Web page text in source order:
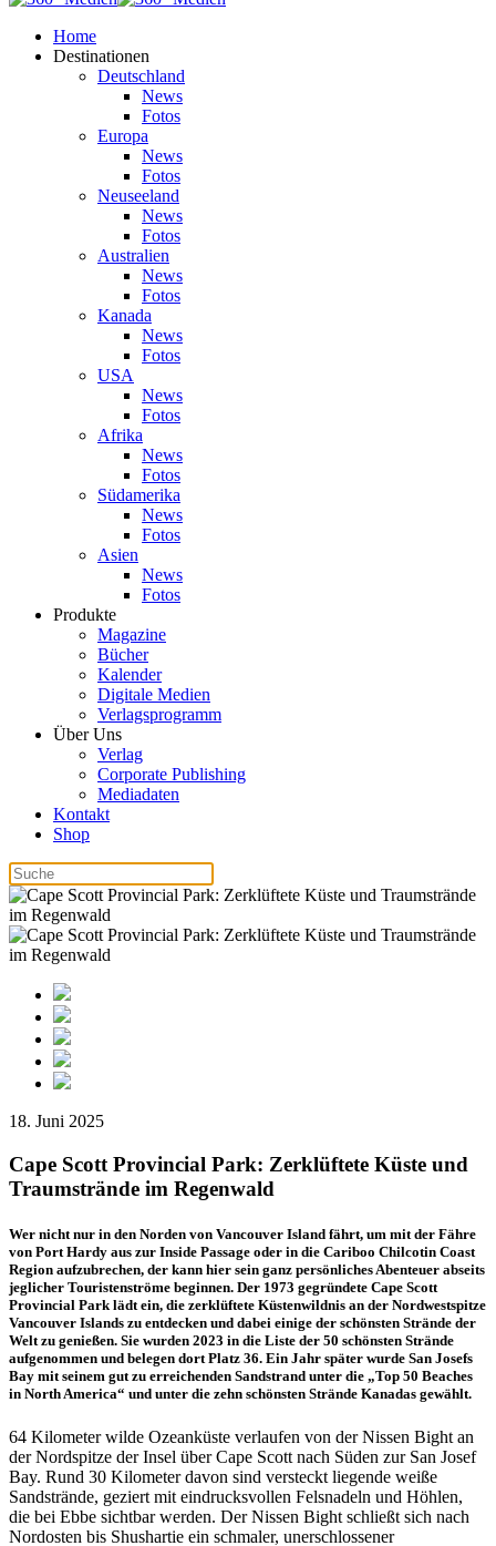
Home
Destinationen
Deutschland
News
Fotos
Europa
News
Fotos
Neuseeland
News
Fotos
Australien
News
Fotos
Kanada
News
Fotos
USA
News
Fotos
Afrika
News
Fotos
Südamerika
News
Fotos
Asien
News
Fotos
Produkte
Magazine
Bücher
Kalender
Digitale Medien
Verlagsprogramm
Über Uns
Verlag
Corporate Publishing
Mediadaten
Kontakt
Shop
18. Juni 2025
Cape Scott Provincial Park: Zerklüftete Küste und
Traumstrände im Regenwald
Wer nicht nur in den Norden von Vancouver ­Island fährt, um mit der Fähre
von Port Hardy aus zur Inside Passage oder in die ­Cariboo Chilcotin Coast
Region aufzubrechen, der kann hier sein ganz persönliches Abenteuer abseits
jeglicher Touristenströme beginnen. Der 1973 gegründete Cape Scott
Provincial Park lädt ein, die zerklüftete Küstenwildnis an der Nordwestspitze
Vancouver Islands zu entdecken und dabei einige der schönsten Strände der
Welt zu genießen. Sie wurden 2023 in die Liste der 50 schönsten Strände
aufgenommen und belegen dort Platz 36. Ein Jahr später wurde San Josefs
Bay mit seinem gut zu erreichenden Sandstrand unter die „Top 50 Beaches
in North America“ und unter die zehn schönsten Strände Kanadas gewählt.
64 Kilometer wilde Ozeanküste verlaufen von der Nissen Bight an
der Nordspitze der Insel über Cape Scott nach Süden zur San Josef
Bay. Rund 30 Kilometer davon sind versteckt liegende weiße
Sandstrände, geziert mit eindrucksvollen Felsnadeln und Höhlen,
die bei Ebbe sichtbar werden. Der Nissen Bight schließt sich nach
Nordosten bis Shushartie ein schmaler, unerschlossener